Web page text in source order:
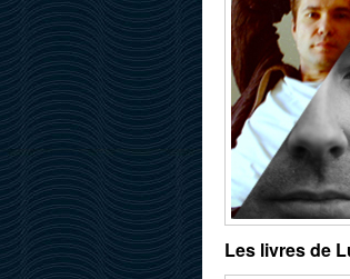
Les livres de